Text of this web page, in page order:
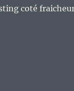
coté